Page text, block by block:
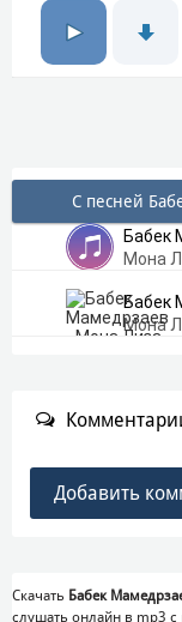
С песней
Бабек
Мона
Бабек
Мона
Добавить
Скачать Бабек
слушать онлайн в mp3